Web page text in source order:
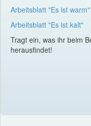
Arbeitsblatt "Es ist warm"
Arbeitsblatt "Es ist kalt"
Tragt ein, was ihr beim
herausfindet!